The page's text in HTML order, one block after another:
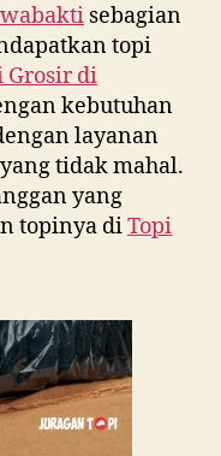
sebagian
topi
Grosir di
kebutuhan
layanan
tidak mahal.
yang
topinya diTopi